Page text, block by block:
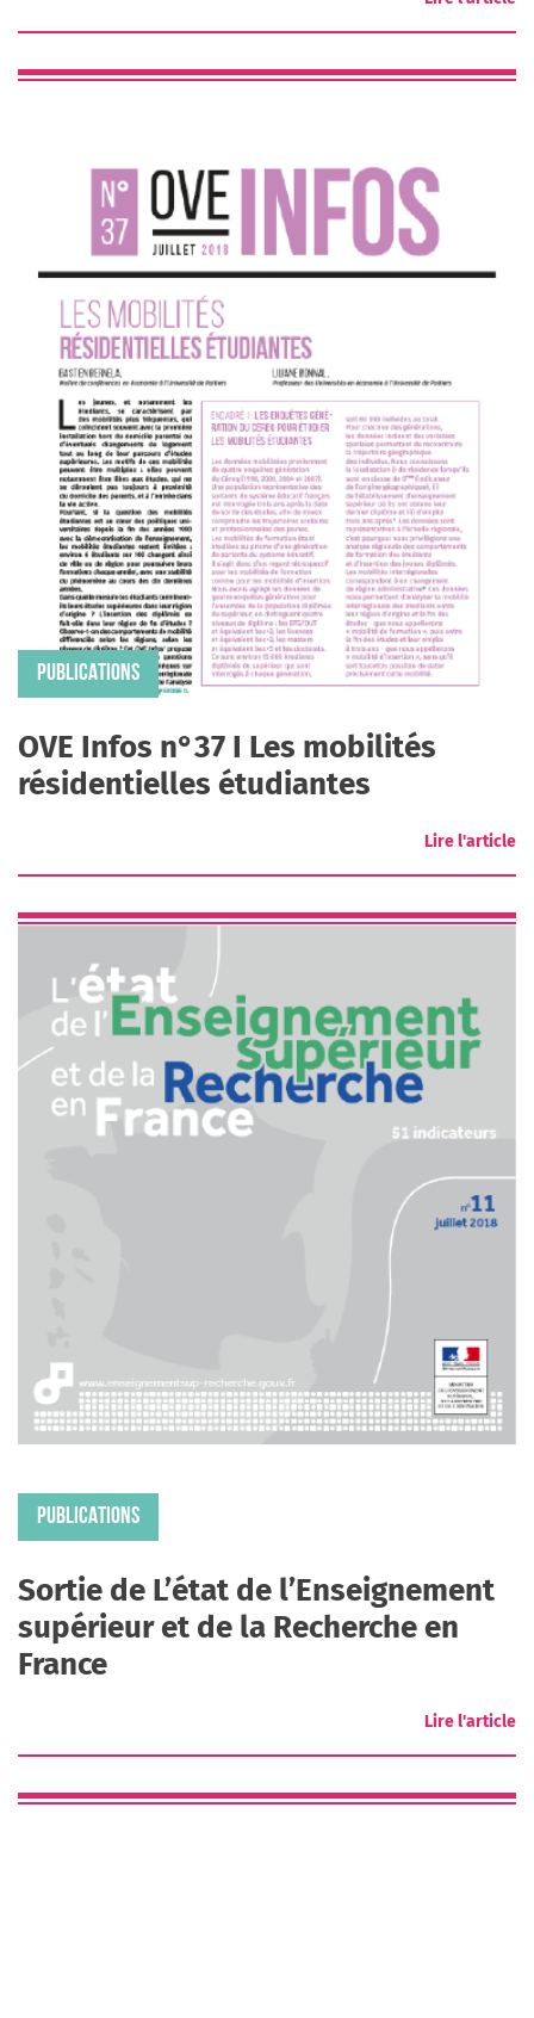
PUBLICATIONS
OVE Infos n°37 I Les mobilités
résidentielles étudiantes
Lire l'article
PUBLICATIONS
Sortie de L’état de l’Enseignement
supérieur et de la Recherche en
France
Lire l'article